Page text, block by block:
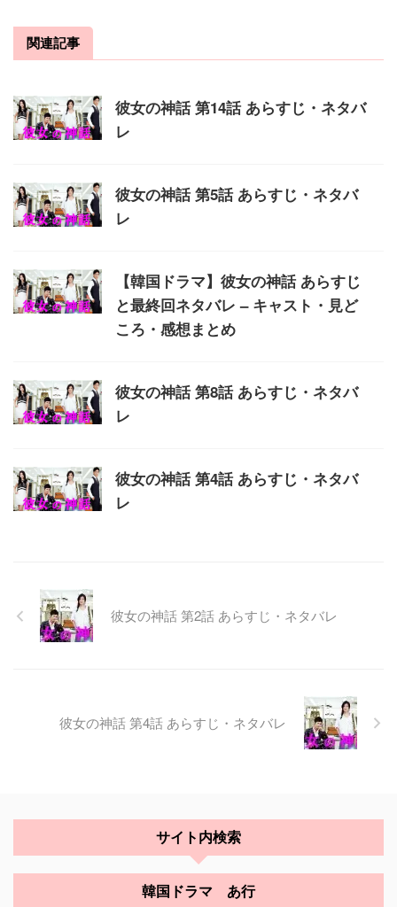
関連記事
彼女の神話 第14話 あらすじ・ネタバ
レ
彼女の神話 第5話 あらすじ・ネタバ
レ
【韓国ドラマ】彼女の神話 あらすじ
と最終回ネタバレ – キャスト・見ど
ころ・感想まとめ
彼女の神話 第8話 あらすじ・ネタバ
レ
彼女の神話 第4話 あらすじ・ネタバ
レ
彼女の神話 第2話 あらすじ・ネタバレ
彼女の神話 第4話 あらすじ・ネタバレ
サイト内検索
韓国ドラマ あ行